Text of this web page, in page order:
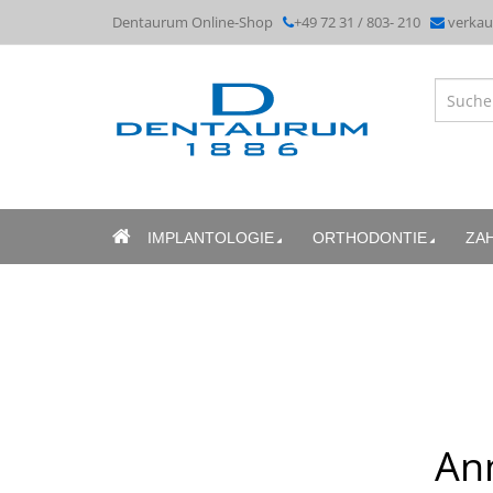
Dentaurum Online-Shop +49 72 31 / 803- 210
IMPLANTOLOGIE ORTHODONTIE